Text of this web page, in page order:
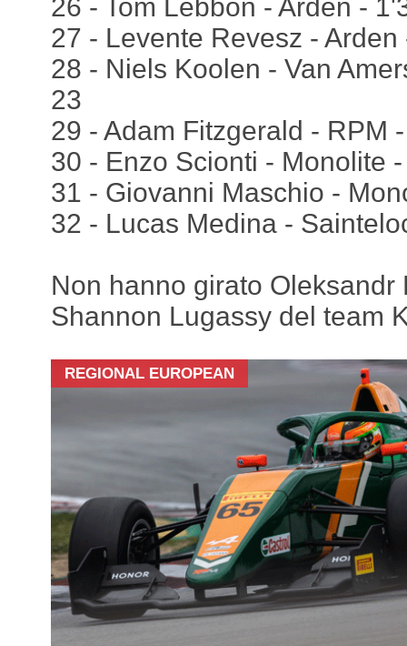
26 - Tom Lebbon - Arden -
27 - Levente Revesz -
28 - Niels Koolen - Van
23
29 - Adam Fitzgerald - RPM
30 - Enzo Scionti - Monolite
31 - Giovanni Maschio -
32 - Lucas Medina -
Non hanno girato Oleksandr
Shannon Lugassy del team
REGIONAL EUROPEAN